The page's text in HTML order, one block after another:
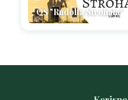
OŠ "Rudolfa Strohala"